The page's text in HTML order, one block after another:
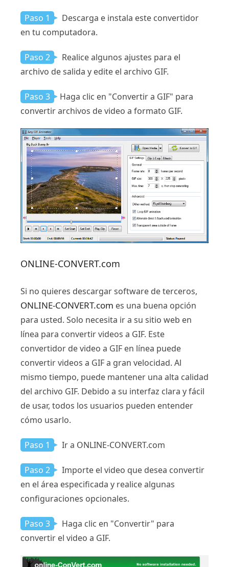
Paso 1
Descarga e instala este convertidor
en tu computadora.
Paso 2
Realice algunos ajustes para el
archivo de salida y edite el archivo GIF.
Paso 3
Haga clic en "Convertir a GIF" para
convertir archivos de video a formato GIF.
ONLINE-CONVERT.com
Si no quieres descargar software de terceros,
ONLINE-CONVERT.com es una buena opción
para usted. Solo necesita ir a su sitio web en
línea para convertir videos a GIF. Este
convertidor de video a GIF en línea puede
convertir videos a GIF a gran velocidad. Al
mismo tiempo, puede mantener una alta calidad
del archivo GIF. Debido a su interfaz clara y fácil
de usar, todos los usuarios pueden entender
cómo usarlo.
Paso 1 Ir a ONLINE-CONVERT.com
Paso 2
Importe el video que desea convertir
en el área especificada y realice algunas
configuraciones opcionales.
Paso 3
Haga clic en "Convertir" para
convertir el video a GIF.